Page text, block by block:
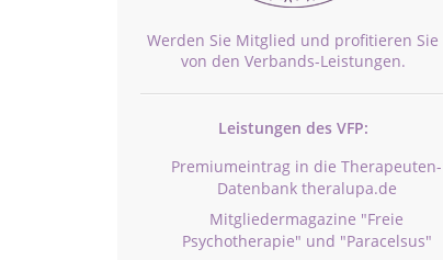
Werden Sie Mitglied und profitieren Sie
von den Verbands-Leistungen.
Leistungen des VFP:
Premiumeintrag in die Therapeuten-
Datenbank theralupa.de
Mitgliedermagazine "Freie
Psychotherapie" und "Paracelsus"